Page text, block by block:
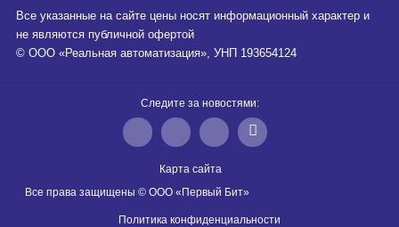
Все указанные на сайте цены носят информационный характер и
не являются публичной офертой
© ООО «Реальная автоматизация», УНП 193654124
Следите за новостями:
Карта сайта
Все права защищены © ООО «Первый Бит»
Политика конфиденциальности